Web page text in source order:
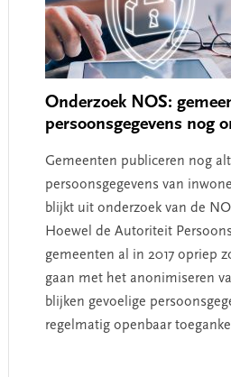
Onderzoek NOS:
persoonsgegevens nog
Gemeenten publiceren nog
persoonsgegevens van
blijkt uit onderzoek van de
Hoewel de Autoriteit
gemeenten al in 2017 opriep
gaan met het anonimiseren
blijken gevoelige
regelmatig openbaar